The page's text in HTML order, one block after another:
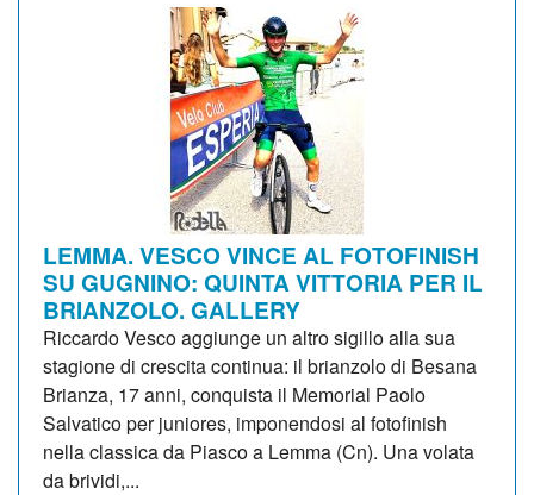
LEMMA. VESCO VINCE AL FOTOFINISH
SU GUGNINO: QUINTA VITTORIA PER IL
BRIANZOLO. GALLERY
Riccardo Vesco aggiunge un altro sigillo alla sua
stagione di crescita continua: il brianzolo di Besana
Brianza, 17 anni, conquista il Memorial Paolo
Salvatico per juniores, imponendosi al fotofinish
nella classica da Piasco a Lemma (Cn). Una volata
da brividi,...